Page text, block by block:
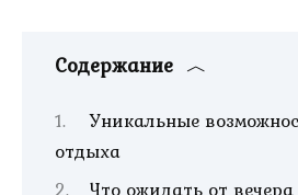
Содержание
Уникальные
отдыха